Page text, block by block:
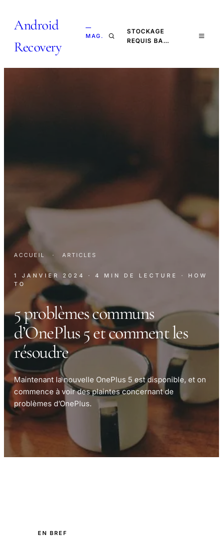
Android
Recovery
—
MAG.
STOCKAGE
REQUIS BA…
ACCUEIL · ARTICLES
1 JANVIER 2024 · 4 MIN DE LECTURE
· HOW
TO
5 problèmes communs
d’OnePlus 5 et comment les
résoudre
Maintenant la nouvelle OnePlus 5 est disponible, et on
commence à voir des plaintes concernant de
problèmes d’OnePlus.
EN BREF